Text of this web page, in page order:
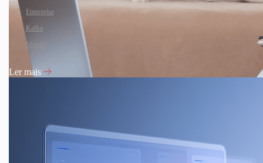
Enterprise
Kafka
Mobile
Ler mais